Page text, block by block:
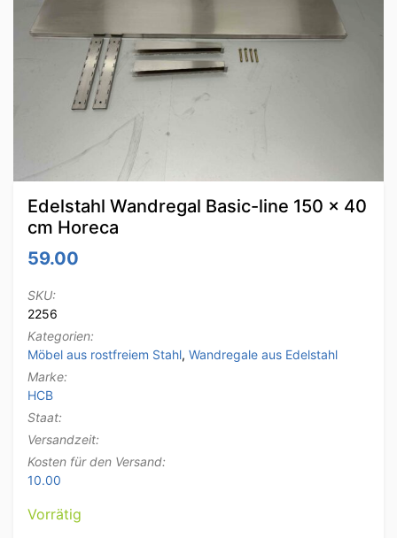
Edelstahl Wandregal Basic-line 150 x 40
cm Horeca
59.00
SKU:
2256
Kategorien:
Möbel aus rostfreiem Stahl, Wandregale aus Edelstahl
Marke:
HCB
Staat:
Versandzeit:
Kosten für den Versand:
10.00
Vorrätig